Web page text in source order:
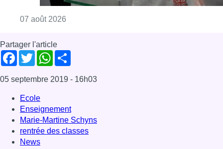
07 août 2026
Partager l'article
Facebook
TwitterWhatsApp
05 septembre 2019 - 16h03
Ecole
Enseignement
Marie-Martine Schyns
rentrée des classes
News